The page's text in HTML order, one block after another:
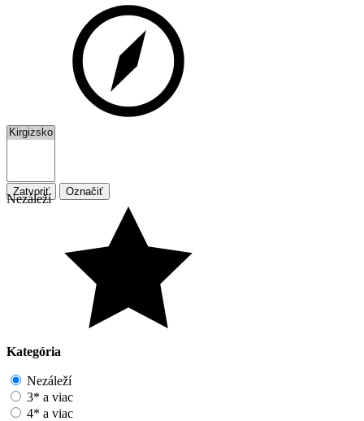
Zatvoriť Označiť
Nezáleží
Kategória
Nezáleží
3* a viac
4* a viac